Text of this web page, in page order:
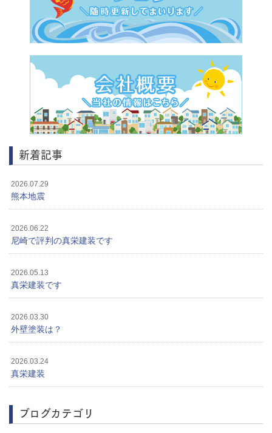
新着記事
2026.07.29
熊本地震
2026.06.22
尼崎で評判の真栄建装です
2026.05.13
真栄建装です
2026.03.30
外壁塗装は？
2026.03.24
真栄建装
ブログカテゴリ